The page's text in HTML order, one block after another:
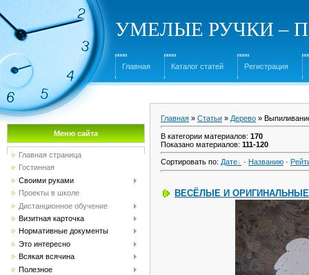
УМЕЛЫЕ РУЧКИ –
Главная Каталог статей Регистрация
Меню сайта
Главная страница
Гостинная
Своими руками
Проекты в школе
Дистанционное обучение
Визитная карточка
Нормативные документы
Это интересно
Всякая всячина
Полезное
Главная » Статьи » Дерево »
В категории материалов: 170
Показано материалов: 111-120
Сортировать по: Дате · Названию ·
ВЕСЁЛЫЕ И ОРИГИНАЛЬНЫЕ